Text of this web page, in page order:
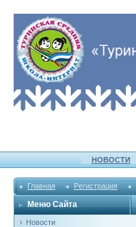
НОВОСТИ
Главная Регистрация
Меню Сайта
Новости